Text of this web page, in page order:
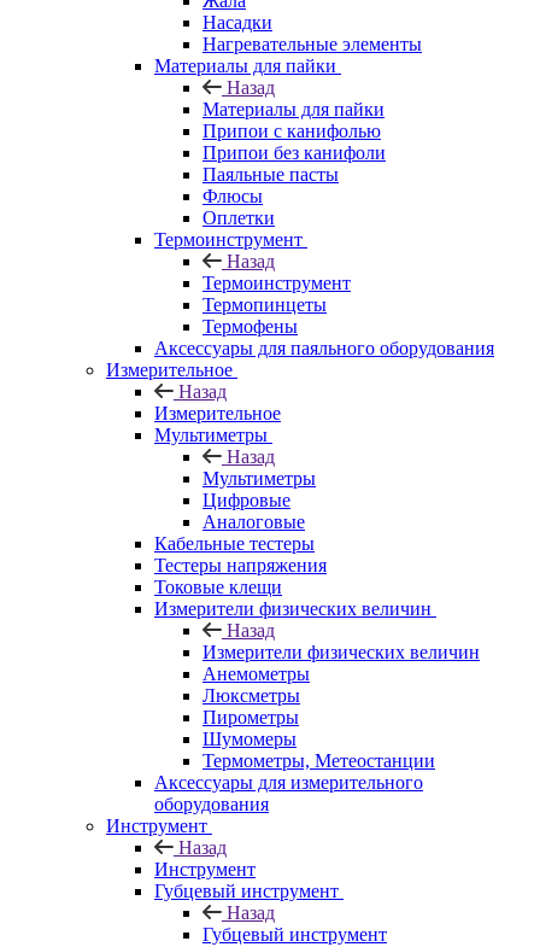
Насадки
Нагревательные элементы
Материалы для пайки
Назад
Материалы для пайки
Припои с канифолью
Припои без канифоли
Паяльные пасты
Флюсы
Оплетки
Термоинструмент
Назад
Термоинструмент
Термопинцеты
Термофены
Аксессуары для паяльного оборудования
Измерительное
Назад
Измерительное
Мультиметры
Назад
Мультиметры
Цифровые
Аналоговые
Кабельные тестеры
Тестеры напряжения
Токовые клещи
Измерители физических величин
Назад
Измерители физических величин
Анемометры
Люксметры
Пирометры
Шумомеры
Термометры, Метеостанции
Аксессуары для измерительного
оборудования
Инструмент
Назад
Инструмент
Губцевый инструмент
Назад
Губцевый инструмент